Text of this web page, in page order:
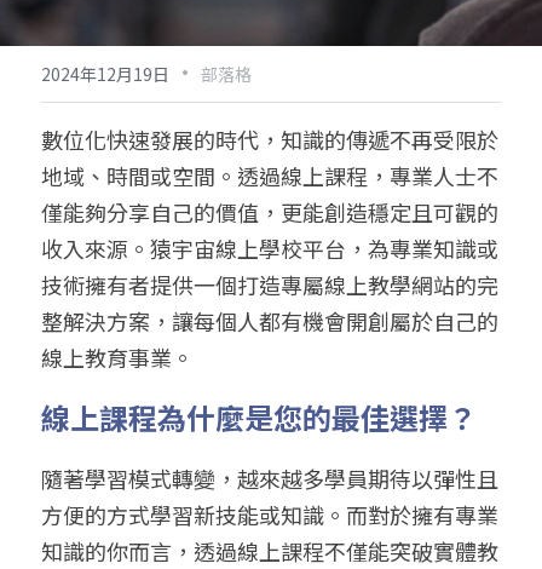
2024年12月19日 · 部落格
數位化快速發展的時代，知識的傳遞不再受限於
地域、時間或空間。透過線上課程，專業人士不
僅能夠分享自己的價值，更能創造穩定且可觀的
收入來源。猿宇宙線上學校平台，為專業知識或
技術擁有者提供一個打造專屬線上教學網站的完
整解決方案，讓每個人都有機會開創屬於自己的
線上教育事業。
線上課程為什麼是您的最佳選擇？
隨著學習模式轉變，越來越多學員期待以彈性且
方便的方式學習新技能或知識。而對於擁有專業
知識的你而言，透過線上課程不僅能突破實體教